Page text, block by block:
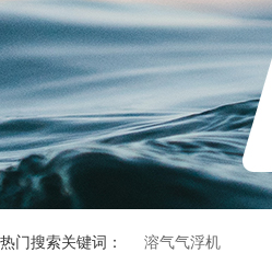
热门搜索关键词： 溶气气浮机